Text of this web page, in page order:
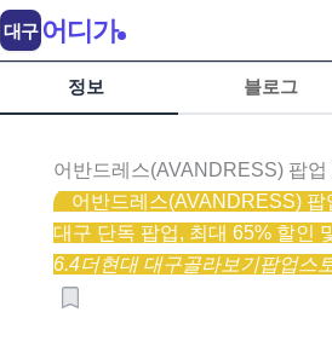
정보 블로그
어반드레스(AVANDRESS) 팝업
어반드레스(AVANDRESS) 팝
대구 단독 팝업, 최대 65% 할인
6.4더현대 대구골라보기팝업스
대구 어디가